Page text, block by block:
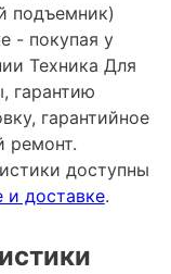
подъемник)
- покупая у
Техника Для
гарантию
гарантийное
ремонт.
доступны
и доставке.